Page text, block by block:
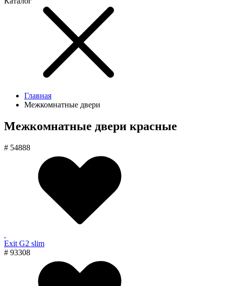
Главная
Межкомнатные двери
Межкомнатные двери красные
# 54888
Exit G2 slim
# 93308